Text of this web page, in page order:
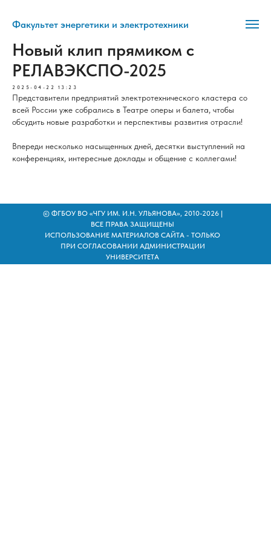
Факультет энергетики и электротехники
Новый клип прямиком с
РЕЛАВЭКСПО-2025
2025-04-22 13:23
Представители предприятий электротехнического кластера со
всей России уже собрались в Театре оперы и балета, чтобы
обсудить новые разработки и перспективы развития отрасли!
Впереди несколько насыщенных дней, десятки выступлений на
конференциях, интересные доклады и общение с коллегами!
© ФГБОУ ВО «ЧГУ ИМ. И.Н. УЛЬЯНОВА», 2010-2026 |
ВСЕ ПРАВА ЗАЩИЩЕНЫ
ИСПОЛЬЗОВАНИЕ МАТЕРИАЛОВ САЙТА - ТОЛЬКО
ПРИ СОГЛАСОВАНИИ АДМИНИСТРАЦИИ
УНИВЕРСИТЕТА